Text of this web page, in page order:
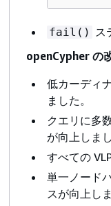
fail() ス
openCypher の
低カーディ
ました。
クエリに多
が向上しま
すべての
単一ノード
スが向上し